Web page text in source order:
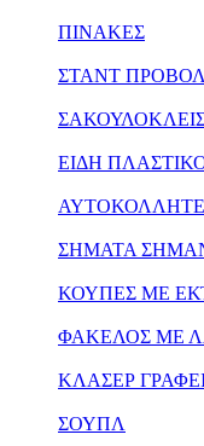
ΠΙΝΑΚΕΣ
ΣΤΑΝΤ
ΕΙΔΗ
ΣΗΜΑΤΑ
ΚΟΥΠΕΣ ΜΕ
ΦΑΚΕΛΟΣ ΜΕ
ΚΛΑΣΕΡ
ΣΟΥΠΛ